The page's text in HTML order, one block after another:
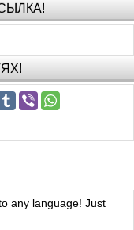
any language! Just